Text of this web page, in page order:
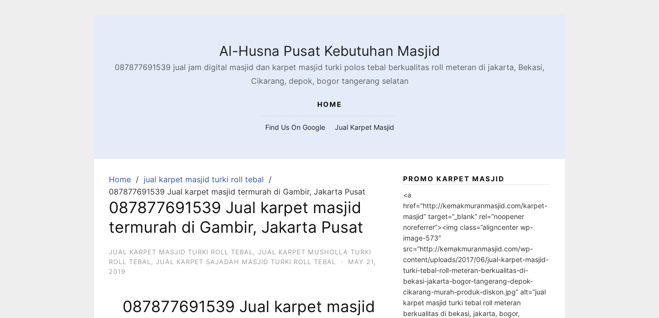
Al-Husna Pusat Kebutuhan Masjid
087877691539 jual jam digital masjid dan karpet masjid turki polos tebal berkualitas roll meteran di jakarta, Bekasi,
Cikarang, depok, bogor tangerang selatan
HOME
Find Us On Google Jual Karpet Masjid
Home
jual karpet masjid turki roll tebal
087877691539 Jual karpet masjid termurah di Gambir, Jakarta Pusat
087877691539 Jual karpet masjid
termurah di Gambir, Jakarta Pusat
JUAL KARPET MASJID TURKI ROLL TEBAL
JUAL KARPET MUSHOLLA TURKI
ROLL TEBAL
JUAL KARPET SAJADAH MASJID TURKI ROLL TEBAL ·
MAY 21,
2019
087877691539 Jual karpet masjid
PROMO KARPET MASJID
<a
href=”http://kemakmuranmasjid.com/karpet-
masjid” target=”_blank” rel=”noopener
noreferrer”><img class=”aligncenter wp-
image-573″
src=”http://kemakmuranmasjid.com/wp-
content/uploads/2017/06/jual-karpet-masjid-
turki-tebal-roll-meteran-berkualitas-di-
bekasi-jakarta-bogor-tangerang-depok-
cikarang-murah-produk-diskon.jpg” alt=”jual
karpet masjid turki tebal roll meteran
berkualitas di bekasi, jakarta, bogor,